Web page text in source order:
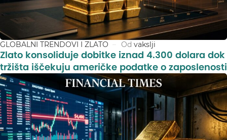
GLOBALNI TRENDOVI I ZLATO Od vakslji
Zlato konsoliduje dobitke iznad 4.300 dolara dok
tržišta iščekuju američke podatke o zaposlenosti